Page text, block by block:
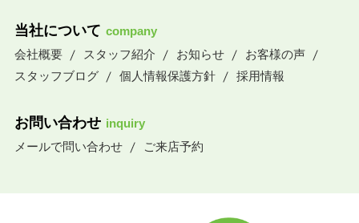
当社について company
会社概要
スタッフ紹介 お知らせ
お客様の声
スタッフブログ
個人情報保護方針 採用情報
お問い合わせ inquiry
メールで問い合わせ
ご来店予約